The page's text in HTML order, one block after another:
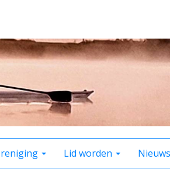
Lid worden Nieuws